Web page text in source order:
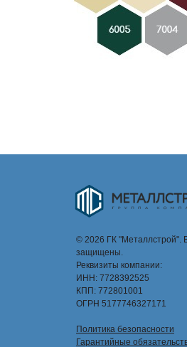
© 2026 ГК "Металлстрой".
защищены.
Реквизиты компании:
ИНН: 7728392525
КПП: 772801001
ОГРН 5177746327171
Политика безопасности
Гарантийные